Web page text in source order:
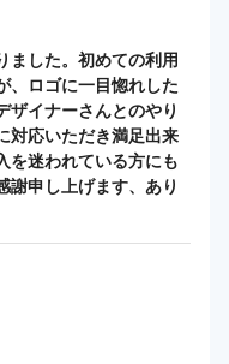
ました。初めての利用
、ロゴに一目惚れした
ザイナーさんとのやり
対応いただき満足出来
を迷われている方にも
謝申し上げます、あり